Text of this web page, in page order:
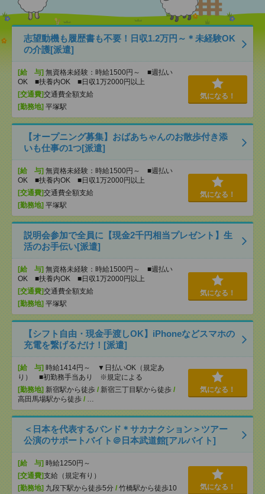
志望動機も履歴書も不要！日収1.2万円～＊未経験OK
の介護[派遣]
[給 与] 無資格未経験：時給1500円～ ■週払い
OK ■扶養内OK ■日収1万2000円以上
[交通費]交通費全額支給
[勤務地] 平塚駅
気になる！
【オープニング募集】おばあちゃんのお散歩付き添
いも仕事の1つ[派遣]
[給 与] 無資格未経験：時給1500円～ ■週払い
OK ■扶養内OK ■日収1万2000円以上
[交通費]交通費全額支給
[勤務地] 平塚駅
気になる！
説明会参加で全員に【現金2千円相当プレゼント】生
活のお手伝い[派遣]
[給 与] 無資格未経験：時給1500円～ ■週払い
OK ■扶養内OK ■日収1万2000円以上
[交通費]交通費全額支給
[勤務地] 平塚駅
気になる！
【シフト自由・現金手渡しOK】iPhoneなどスマホの
充電を繋げるだけ！[派遣]
[給 与] 時給1414円～ ▼日払いOK（規定あ
り） ■初勤務手当あり ※規定による
[勤務地] 新宿駅から徒歩 / 新宿三丁目駅から徒歩 /
高田馬場駅から徒歩 / …
気になる！
＜日本を代表するバンド＊サカナクション＞ツアー
公演のサポートバイト＠日本武道館[アルバイト]
[給 与] 時給1250円～
[交通費]支給（規定有り）
[勤務地] 九段下駅から徒歩5分 / 竹橋駅から徒歩10
気になる！